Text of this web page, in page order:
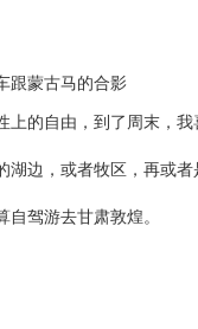
跟蒙古马的合影
上的自由，到了周末，
湖边，或者牧区，再或
驾游去甘肃敦煌。